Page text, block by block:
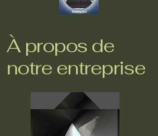
À propos de
notre entreprise